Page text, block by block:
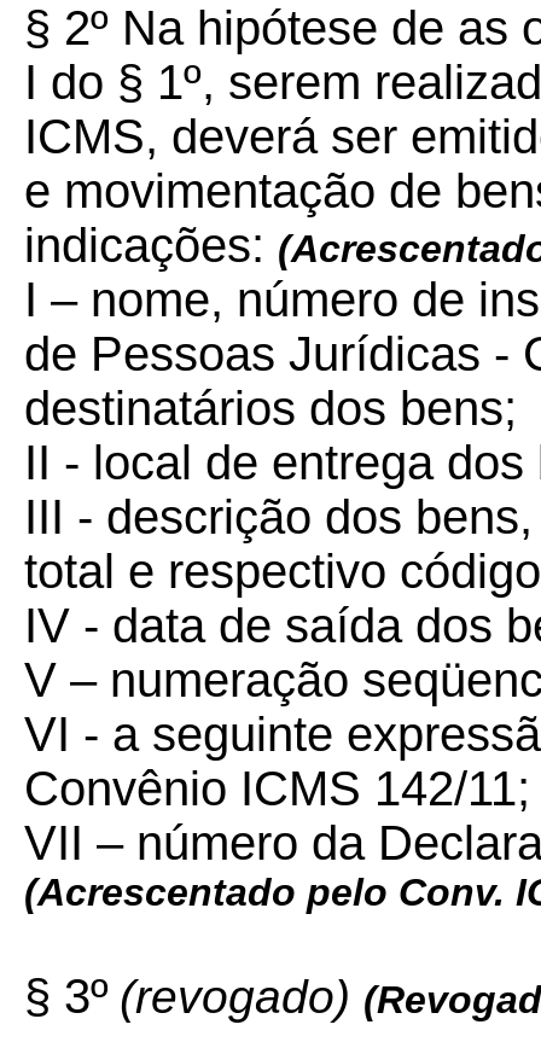
§ 2º Na hipótese de as
I do § 1º, serem
ICMS, deverá ser
e movimentação de
indicações:
I – nome, número de
de Pessoas Jurídicas -
destinatários dos bens;
II - local de entrega dos
III - descrição dos
total e respectivo
IV - data de saída dos
V – numeração
VI - a seguinte
Convênio ICMS 142/11;
VII – número da
(Acrescentado pelo Conv.
§ 3º (revogado)